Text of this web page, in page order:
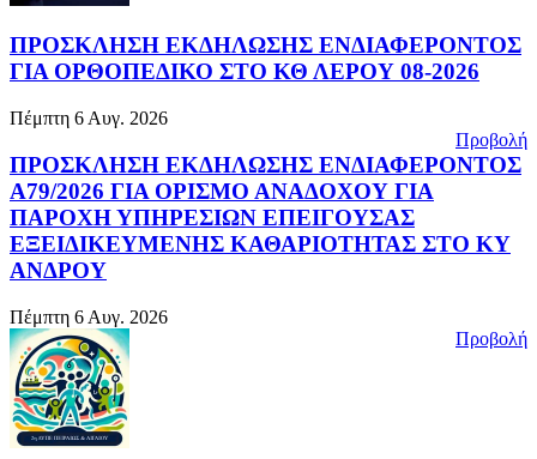
ΠΡΟΣΚΛΗΣΗ ΕΚΔΗΛΩΣΗΣ ΕΝΔΙΑΦΕΡΟΝΤΟΣ
ΓΙΑ ΟΡΘΟΠΕΔΙΚΟ ΣΤΟ ΚΘ ΛΕΡΟΥ 08-2026
Πέμπτη 6 Αυγ. 2026
Προβολή
ΠΡΟΣΚΛΗΣΗ ΕΚΔΗΛΩΣΗΣ ΕΝΔΙΑΦΕΡΟΝΤΟΣ
Α79/2026 ΓΙΑ ΟΡΙΣΜΟ ΑΝΑΔΟΧΟΥ ΓΙΑ
ΠΑΡΟΧΗ ΥΠΗΡΕΣΙΩΝ ΕΠΕΙΓΟΥΣΑΣ
ΕΞΕΙΔΙΚΕΥΜΕΝΗΣ ΚΑΘΑΡΙΟΤΗΤΑΣ ΣΤΟ ΚΥ
ΑΝΔΡΟΥ
Πέμπτη 6 Αυγ. 2026
Προβολή